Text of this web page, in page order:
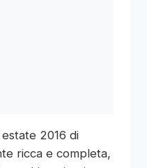
2016 di
ricca e completa,